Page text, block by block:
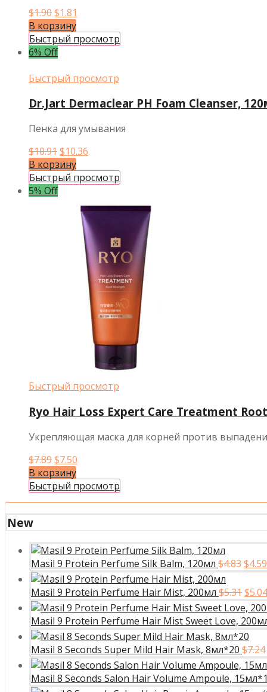
$1.90Первоначальная
цена
составляла
$1.90.
$1.81
$1.81.
В корзину
Быстрый просмотр
6% Off
Быстрый просмотр
Dr.Jart Dermaclear PH Foam Cleanser,
Пенка для умывания
$10.91Первоначальная
цена
составляла
$10.36
$10.36.
В корзину
Быстрый просмотр
5% Off
Быстрый просмотр
Ryo Hair Loss Expert Care Treatment
Укрепляющая маска для корней против
$7.89Первоначальная
цена
составляла
$7.50
$7.50.
В корзину
Быстрый просмотр
New
Masil 9 Protein Perfume Silk Balm, 120мл $4.83$4.59
Masil 9 Protein Perfume Hair Mist, 200мл $5.31
цена
$5.04
Masil 9 Protein Perfume Hair Mist Sweet Love,
Masil 8 Seconds Super Mild Hair Mask, 8мл*20 $7.24
Masil 8 Seconds Salon Hair Volume Ampoule,